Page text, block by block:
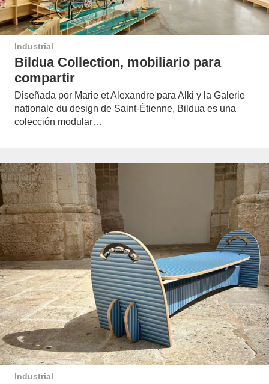
Industrial
Bildua Collection, mobiliario para
compartir
Diseñada por Marie et Alexandre para Alki y la Galerie
nationale du design de Saint-Étienne, Bildua es una
colección modular…
Industrial